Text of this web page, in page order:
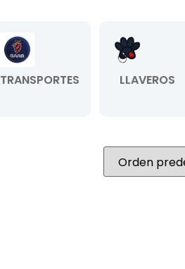
TRANSPORTES LLAVEROS